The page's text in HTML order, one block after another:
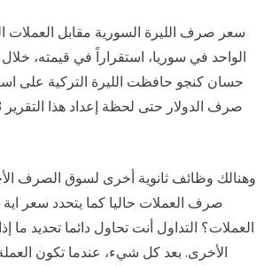
سعر صرف الليرة السورية مقابل العملات
حسان كنجو حافظت الليرة التركية على
وهنالك وظائف ثانوية أخرى لسوق الصرف
صرف العملات حاليا كما يتحدد
العملات؟ التداول أنت تحاول دائما تحديد ما
الأخرى. بعد كل شيء، عندما تكون